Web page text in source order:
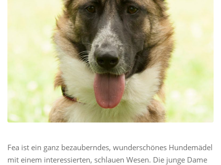
Fea ist ein ganz bezauberndes, wunderschönes Hundemädel
mit einem interessierten, schlauen Wesen. Die junge Dame